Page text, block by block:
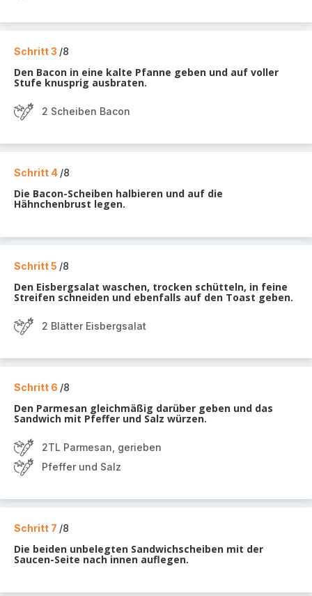
Schritt 3 /8
Den Bacon in eine kalte Pfanne geben und auf voller
Stufe knusprig ausbraten.
2 Scheiben Bacon
Schritt 4 /8
Die Bacon-Scheiben halbieren und auf die
Hähnchenbrust legen.
Schritt 5 /8
Den Eisbergsalat waschen, trocken schütteln, in feine
Streifen schneiden und ebenfalls auf den Toast geben.
2 Blätter Eisbergsalat
Schritt 6 /8
Den Parmesan gleichmäßig darüber geben und das
Sandwich mit Pfeffer und Salz würzen.
2TL Parmesan, gerieben
Pfeffer und Salz
Schritt 7 /8
Die beiden unbelegten Sandwichscheiben mit der
Saucen-Seite nach innen auflegen.